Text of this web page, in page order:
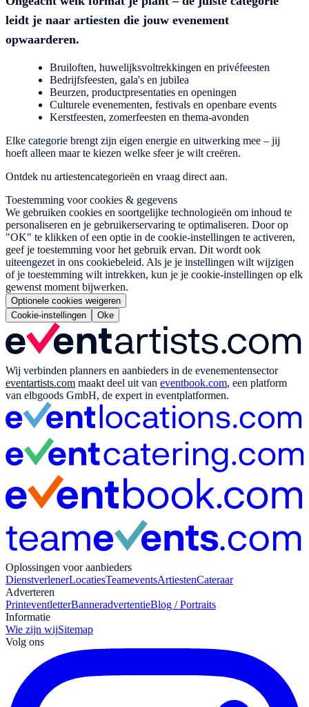
leidt je naar artiesten die jouw evenement
opwaarderen.
Bruiloften, huwelijksvoltrekkingen en privéfeesten
Bedrijfsfeesten, gala's en jubilea
Beurzen, productpresentaties en openingen
Culturele evenementen, festivals en openbare events
Kerstfeesten, zomerfeesten en thema-avonden
Elke categorie brengt zijn eigen energie en uitwerking mee – jij
hoeft alleen maar te kiezen welke sfeer je wilt creëren.
Ontdek nu artiestencategorieën en vraag direct aan.
Toestemming voor cookies & gegevens
We gebruiken cookies en soortgelijke technologieën om inhoud te
personaliseren en je gebruikerservaring te optimaliseren. Door op
"OK" te klikken of een optie in de cookie-instellingen te activeren,
geef je toestemming voor het gebruik ervan. Dit wordt ook
uiteengezet in ons cookiebeleid. Als je je instellingen wilt wijzigen
of je toestemming wilt intrekken, kun je je cookie-instellingen op elk
gewenst moment bijwerken.
Optionele cookies weigeren
Cookie-instellingen
Oke
Wij verbinden planners en aanbieders in de evenementensector
eventartists.com maakt deel uit van eventbook.com, een platform
van elbgoods GmbH, de expert in eventplatformen.
Oplossingen voor aanbieders
DienstverlenerLocatiesTeameventsArtiestenCateraar
Adverteren
PrinteventletterBanneradvertentieBlog / Portraits
Informatie
Wie zijn wijSitemap
Volg ons